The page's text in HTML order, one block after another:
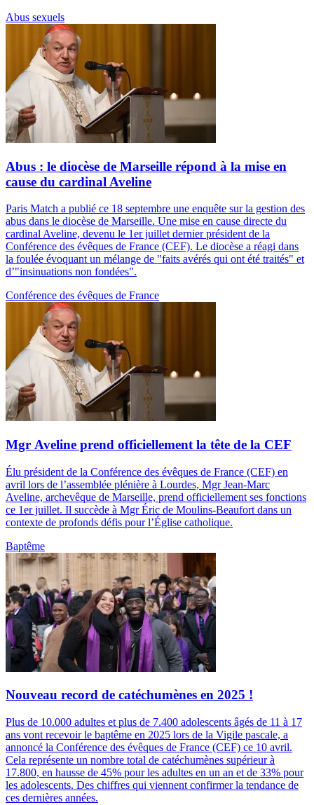
Abus sexuels
Abus : le diocèse de Marseille répond à la mise en
cause du cardinal Aveline
Paris Match a publié ce 18 septembre une enquête sur la gestion des
abus dans le diocèse de Marseille. Une mise en cause directe du
cardinal Aveline, devenu le 1er juillet dernier président de la
Conférence des évêques de France (CEF). Le diocèse a réagi dans
la foulée évoquant un mélange de "faits avérés qui ont été traités" et
d’"insinuations non fondées".
Conférence des évêques de France
Mgr Aveline prend officiellement la tête de la CEF
Élu président de la Conférence des évêques de France (CEF) en
avril lors de l’assemblée plénière à Lourdes, Mgr Jean-Marc
Aveline, archevêque de Marseille, prend officiellement ses fonctions
ce 1er juillet. Il succède à Mgr Éric de Moulins-Beaufort dans un
contexte de profonds défis pour l’Église catholique.
Baptême
Nouveau record de catéchumènes en 2025 !
Plus de 10.000 adultes et plus de 7.400 adolescents âgés de 11 à 17
ans vont recevoir le baptême en 2025 lors de la Vigile pascale, a
annoncé la Conférence des évêques de France (CEF) ce 10 avril.
Cela représente un nombre total de catéchumènes supérieur à
17.800, en hausse de 45% pour les adultes en un an et de 33% pour
les adolescents. Des chiffres qui viennent confirmer la tendance de
ces dernières années.